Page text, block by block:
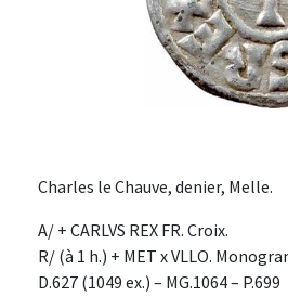
Charles le Chauve, denier, Melle.
A/ + CARLVS REX FR. Croix.
R/ (à 1 h.) + MET x VLLO.
D.627 (1049 ex.) – MG.1064 – P.699